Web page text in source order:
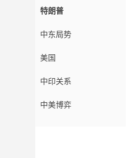
特朗普
中东局势
美国
中印关系
中美博弈